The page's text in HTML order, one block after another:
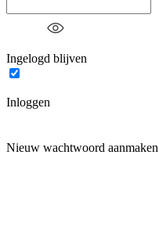
Ingelogd blijven
Inloggen
Nieuw wachtwoord aanmaken